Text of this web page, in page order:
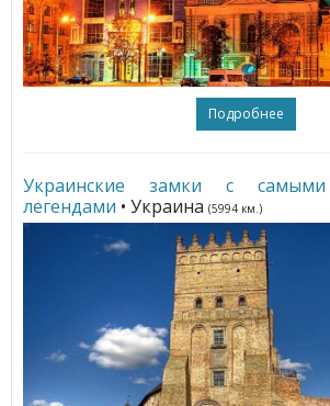
Подробнее
Украинские замки с самыми
легендами • Украина (5994 км.)